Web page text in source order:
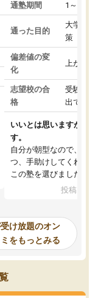
通塾期間 1～3ヵ月
通った目的
大学入学
策
偏差値の変
化
上がった
志望校の合
格
受験して
出ていな
いいとは思いますが、料
す。
自分が朝型なので、自習
つ、手助けしてくれる設
この塾を選びました。
投稿日：
け放題のオン
をもっとみる